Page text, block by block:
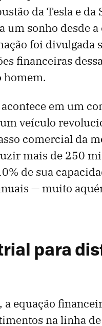
da Tesla e da
sonho desde a
foi divulgada
financeiras
homem.
em um
veículo
comercial da
mais de 250
de sua
— muito
para
equação
na linha